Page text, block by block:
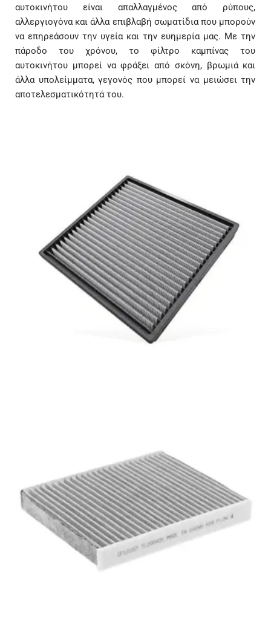
αυτοκινήτου είναι απαλλαγμένος από ρύπους,
αλλεργιογόνα και άλλα επιβλαβή σωματίδια που μπορούν
να επηρεάσουν την υγεία και την ευημερία μας. Με την
πάροδο του χρόνου, το φίλτρο καμπίνας του
αυτοκινήτου μπορεί να φράξει από σκόνη, βρωμιά και
άλλα υπολείμματα, γεγονός που μπορεί να μειώσει την
αποτελεσματικότητά του.